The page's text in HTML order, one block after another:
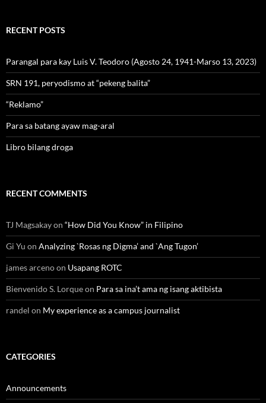
RECENT POSTS
Parangal para kay Luis V. Teodoro (Agosto 24, 1941-Marso 13, 2023)
SRN 191, peryodismo at “pekeng balita”
“Reklamo”
Para sa batang ayaw mag-aral
Libro bilang droga
RECENT COMMENTS
TJ Magsakayon “How Did You Know” in Filipino
Gi Yu on Analyzing `Rosas ng Digma’ and `Ang Tugon’
james arcenoon Usapang ROTC
Bienvenido S. Lorqueon Para sa ina’t ama ng isang aktibista
randel on My experience as a campus journalist
CATEGORIES
Announcements